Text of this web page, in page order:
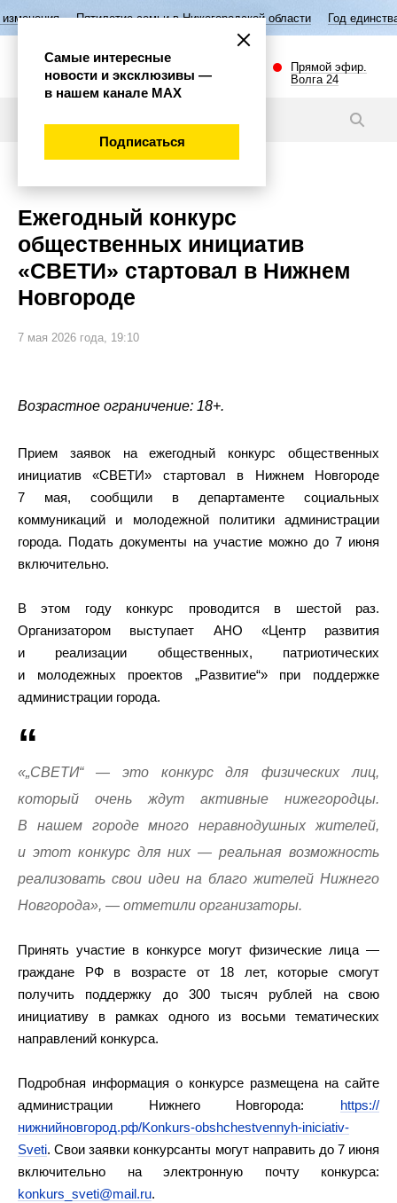
семьи в Нижегородской области Год единства народов
Прямой эфир.
Волга 24
Ежегодный конкурс
общественных инициатив
«СВЕТИ» стартовал в Нижнем
Новгороде
7 мая 2026 года, 19:10
Возрастное ограничение: 18+.
Прием заявок на ежегодный конкурс общественных
инициатив «СВЕТИ» стартовал в Нижнем Новгороде
7 мая, сообщили в департаменте социальных
коммуникаций и молодежной политики администрации
города. Подать документы на участие можно до 7 июня
включительно.
В этом году конкурс проводится в шестой раз.
Организатором выступает АНО «Центр развития
и реализации общественных, патриотических
и молодежных проектов „Развитие“» при поддержке
администрации города.
«„СВЕТИ“ — это конкурс для физических лиц,
который очень ждут активные нижегородцы.
В нашем городе много неравнодушных жителей,
и этот конкурс для них — реальная возможность
реализовать свои идеи на благо жителей Нижнего
Новгорода», — отметили организаторы.
Принять участие в конкурсе могут физические лица —
граждане РФ в возрасте от 18 лет, которые смогут
получить поддержку до 300 тысяч рублей на свою
инициативу в рамках одного из восьми тематических
направлений конкурса.
Подробная информация о конкурсе размещена на сайте
администрации Нижнего Новгорода: https://
нижнийновгород.рф/Konkurs-obshchestvennyh-iniciativ-
Sveti. Свои заявки конкурсанты могут направить до 7 июня
включительно на электронную почту конкурса:
konkurs_sveti@mail.ru.
Самые интересные
новости и эксклюзивы —
в нашем канале МАХ
Подписаться